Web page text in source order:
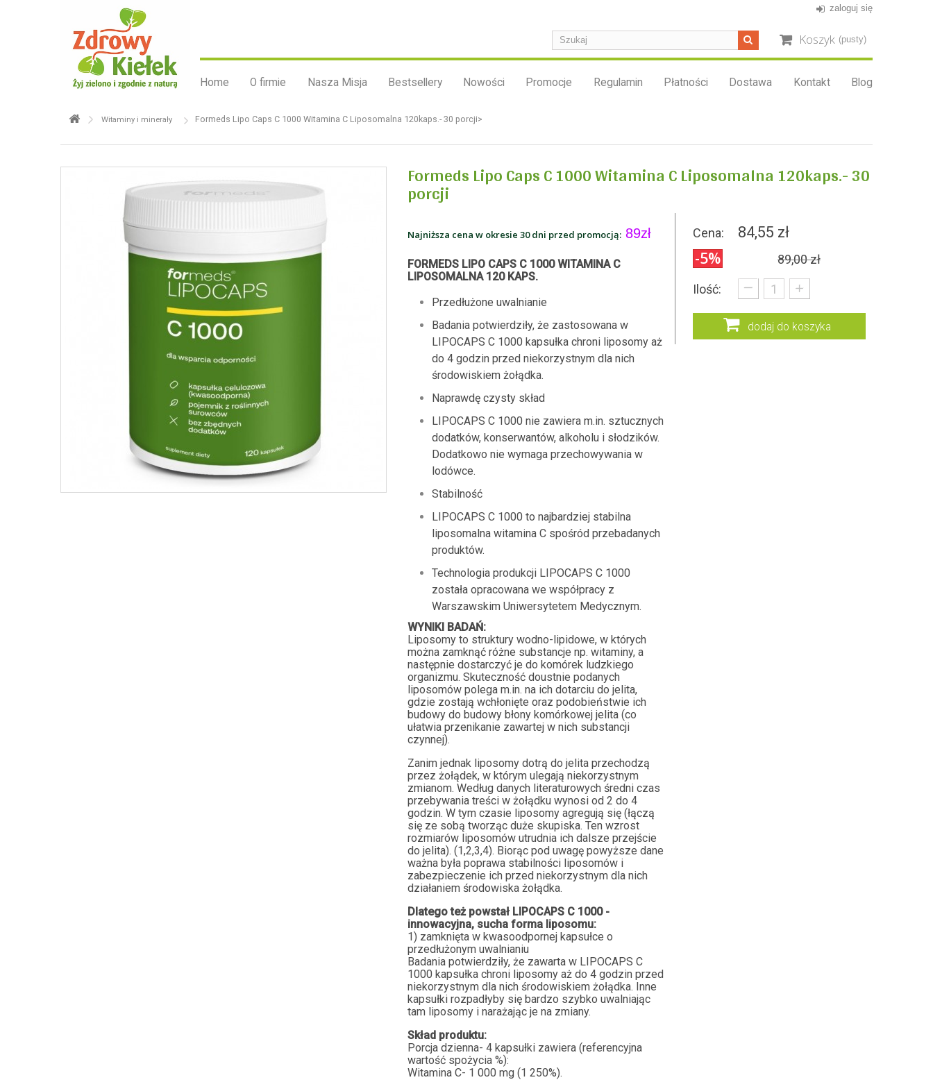
zaloguj się
Koszyk (pusty)
Home O firmie Nasza Misja Bestsellery Nowości Promocje Regulamin Płatności Dostawa Kontakt Blog
Witaminy i minerały Formeds Lipo Caps C 1000 Witamina C Liposomalna 120kaps.- 30 porcji>
Formeds Lipo Caps C 1000 Witamina C Liposomalna 120kaps.- 30
porcji
Najniższa cena w okresie 30 dni przed promocją: 89zł
FORMEDS LIPO CAPS C 1000 WITAMINA C
LIPOSOMALNA 120 KAPS.
Przedłużone uwalnianie
Badania potwierdziły, że zastosowana w
LIPOCAPS C 1000 kapsułka chroni liposomy aż
do 4 godzin przed niekorzystnym dla nich
środowiskiem żołądka.
Naprawdę czysty skład
LIPOCAPS C 1000 nie zawiera m.in. sztucznych
dodatków, konserwantów, alkoholu i słodzików.
Dodatkowo nie wymaga przechowywania w
lodówce.
Stabilność
LIPOCAPS C 1000 to najbardziej stabilna
liposomalna witamina C spośród przebadanych
produktów.
Technologia produkcji LIPOCAPS C 1000
została opracowana we współpracy z
Warszawskim Uniwersytetem Medycznym.
WYNIKI BADAŃ:
Liposomy to struktury wodno-lipidowe, w których
można zamknąć różne substancje np. witaminy, a
następnie dostarczyć je do komórek ludzkiego
organizmu. Skuteczność doustnie podanych
liposomów polega m.in. na ich dotarciu do jelita,
gdzie zostają wchłonięte oraz podobieństwie ich
budowy do budowy błony komórkowej jelita (co
ułatwia przenikanie zawartej w nich substancji
czynnej).
Zanim jednak liposomy dotrą do jelita przechodzą
przez żołądek, w którym ulegają niekorzystnym
zmianom. Według danych literaturowych średni czas
przebywania treści w żołądku wynosi od 2 do 4
godzin. W tym czasie liposomy agregują się (łączą
się ze sobą tworząc duże skupiska. Ten wzrost
rozmiarów liposomów utrudnia ich dalsze przejście
do jelita). (1,2,3,4). Biorąc pod uwagę powyższe dane
ważna była poprawa stabilności liposomów i
zabezpieczenie ich przed niekorzystnym dla nich
działaniem środowiska żołądka.
Dlatego też powstał LIPOCAPS C 1000 -
innowacyjna, sucha forma liposomu:
1) zamknięta w kwasoodpornej kapsułce o
przedłużonym uwalnianiu
Badania potwierdziły, że zawarta w LIPOCAPS C
1000 kapsułka chroni liposomy aż do 4 godzin przed
niekorzystnym dla nich środowiskiem żołądka. Inne
kapsułki rozpadłyby się bardzo szybko uwalniając
tam liposomy i narażając je na zmiany.
Skład produktu:
Porcja dzienna- 4 kapsułki zawiera (referencyjna
wartość spożycia %):
Witamina C- 1 000 mg (1 250%).
Cena: 84,55 zł
-5% 89,00 zł
Ilość:
_ +
dodaj do koszyka